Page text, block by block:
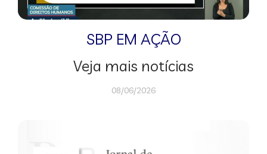
SBP EM AÇÃO
Veja mais notícias
08/06/2026